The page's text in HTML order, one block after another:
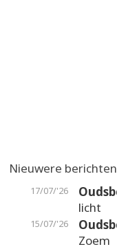
Nieuwere
17/07/'26
licht
15/07/'26
Zoem